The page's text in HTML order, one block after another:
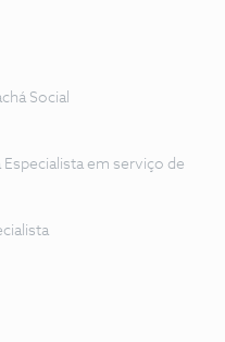
Social
Especialista em serviço de